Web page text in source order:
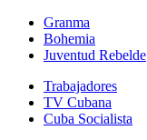
Granma
Bohemia
Juventud Rebelde
Trabajadores
TV Cubana
Cuba Socialista